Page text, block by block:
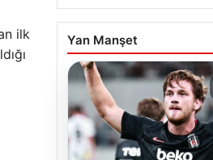
ilk
Yan Manşet